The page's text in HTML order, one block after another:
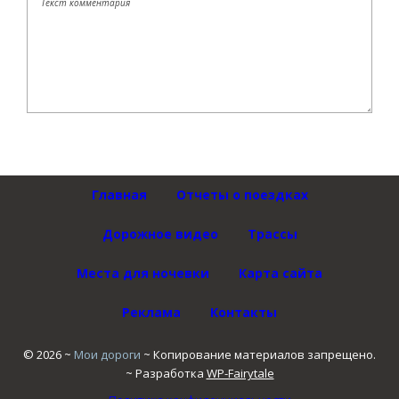
Главная Отчеты о поездках
Дорожное видео Трассы
Места для ночевки Карта сайта
Реклама Контакты
© 2026 ~ Мои дороги ~ Копирование материалов запрещено.
~ Разработка WP-Fairytale